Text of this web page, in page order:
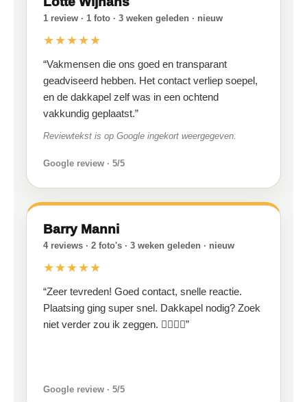
1 review · 1 foto · 3 weken geleden · nieuw
★★★★★
“Vakmensen die ons goed en transparant
geadviseerd hebben. Het contact verliep soepel,
en de dakkapel zelf was in een ochtend
vakkundig geplaatst.”
Reviewtekst is op Google ingekort weergegeven.
Google review · 5/5
Barry Manni
4 reviews · 2 foto's · 3 weken geleden · nieuw
★★★★★
“Zeer tevreden! Goed contact, snelle reactie.
Plaatsing ging super snel. Dakkapel nodig? Zoek
niet verder zou ik zeggen. 👍🏻💪🏻”
Google review · 5/5